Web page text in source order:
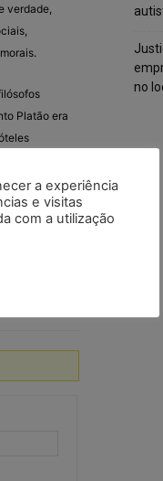
verdade,
Platão era
verdade.
A
um papel
no
a experiência
e visitas
com a utilização